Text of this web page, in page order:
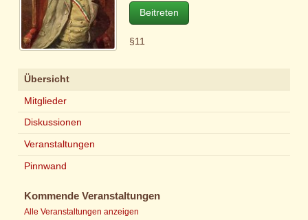
Beitreten
§11
Übersicht
Mitglieder
Diskussionen
Veranstaltungen
Pinnwand
Kommende Veranstaltungen
Alle Veranstaltungen anzeigen